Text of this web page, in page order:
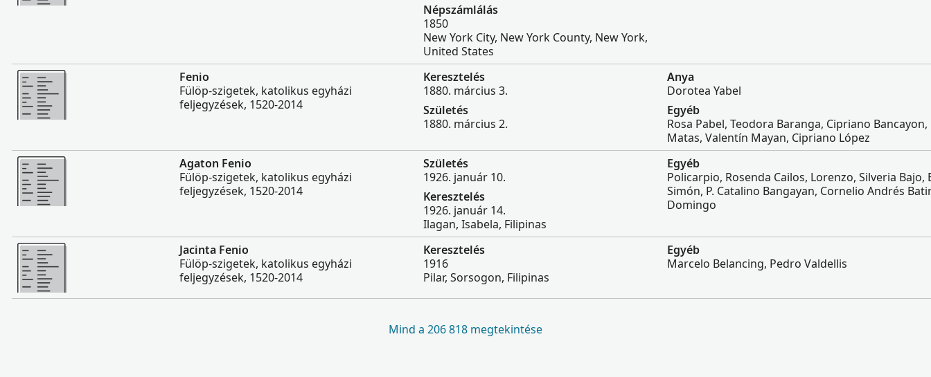
Népszámlálás
1850
New York City, New York County, New York,
United States
Több
Fenio
Fülöp-szigetek, katolikus egyházi
feljegyzések, 1520-2014
Keresztelés
1880. március 3.
Születés
1880. március 2.
Anya
Dorotea Yabel
Egyéb
Rosa Pabel, Teodora Baranga, Cipriano
Matas, Valentín Mayan, Cipriano López
Több
Agaton Fenio
Fülöp-szigetek, katolikus egyházi
feljegyzések, 1520-2014
Születés
1926. január 10.
Keresztelés
1926. január 14.
Ilagan, Isabela, Filipinas
Egyéb
Policarpio, Rosenda Cailos, Lorenzo, Silveria Bajo,
Simón, P. Catalino Bangayan, Cornelio Andrés
Domingo
Több
Jacinta Fenio
Fülöp-szigetek, katolikus egyházi
feljegyzések, 1520-2014
Keresztelés
1916
Pilar, Sorsogon, Filipinas
Egyéb
Marcelo Belancing, Pedro Valdellis
Mind a 206 818 megtekintése